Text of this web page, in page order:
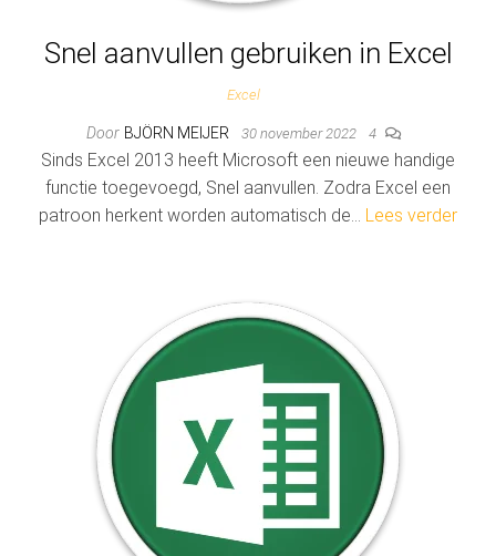
Snel aanvullen gebruiken in Excel
Excel
Door BJÖRN MEIJER 30 november 2022 4
Sinds Excel 2013 heeft Microsoft een nieuwe handige
functie toegevoegd, Snel aanvullen. Zodra Excel een
patroon herkent worden automatisch de… Lees verder